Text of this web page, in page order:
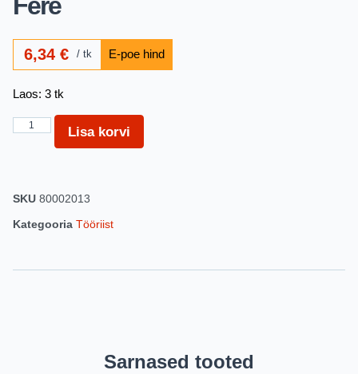
Fere
6,34€ tk
Laos: 3 tk
Lisa korvi
SKU 80002013
Kategooria Tööriist
Sarnased tooted